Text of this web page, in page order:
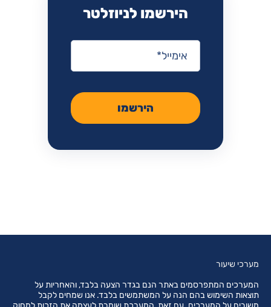
הירשמו לניוזלטר
אימייל
הירשמו
מערכי שיעור
המערכים המתפרסמים באתר הנם בגדר הצעה בלבד, והאחריות על
תוצאות השימוש בהם הנה על המשתמשים בלבד. אנו שמחים לקבל